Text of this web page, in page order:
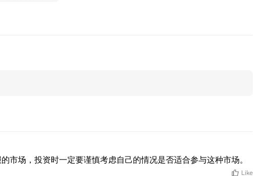
市场，投资时一定要谨慎考虑自己的情况是否适合参与这种市场。
Like